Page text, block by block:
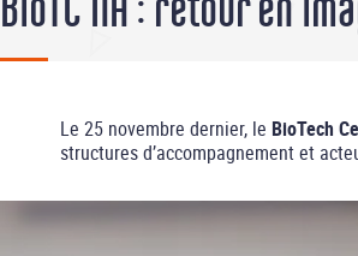
Le 25 novembre dernier, le BioTech
structures d’accompagnement et